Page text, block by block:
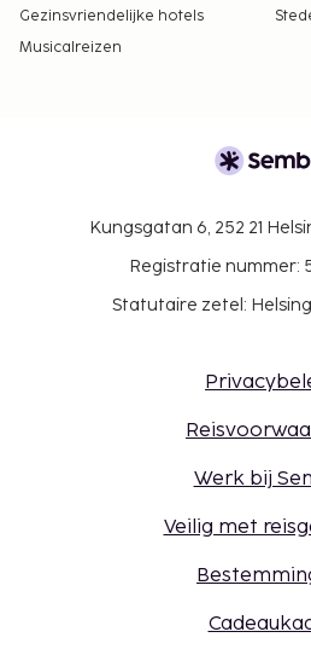
Gezinsvriendelijke hotels
Musicalreizen
Kungsgatan 6, 252 21
Registratie nummer:
Statutaire zetel:
Werk bij
Veilig met